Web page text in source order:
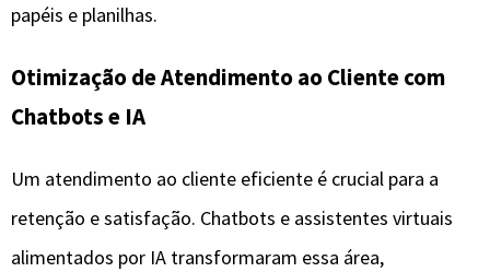
papéis e planilhas.
Otimização de Atendimento ao Cliente com
Chatbots e IA
Um atendimento ao cliente eficiente é crucial para a
retenção e satisfação. Chatbots e assistentes virtuais
alimentados por IA transformaram essa área,